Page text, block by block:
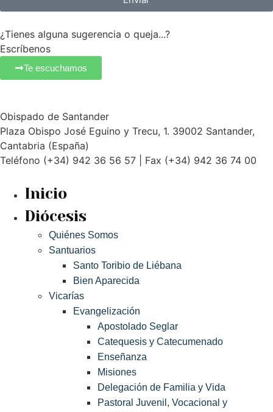
¿Tienes alguna sugerencia o queja...?
Escríbenos
Te escuchamos
Obispado de Santander
Plaza Obispo José Eguino y Trecu, 1. 39002 Santander,
Cantabria (España)
Teléfono (+34) 942 36 56 57 | Fax (+34) 942 36 74 00
Inicio
Diócesis
Quiénes Somos
Santuarios
Santo Toribio de Liébana
Bien Aparecida
Vicarías
Evangelización
Apostolado Seglar
Catequesis y Catecumenado
Enseñanza
Misiones
Delegación de Familia y Vida
Pastoral Juvenil, Vocacional y